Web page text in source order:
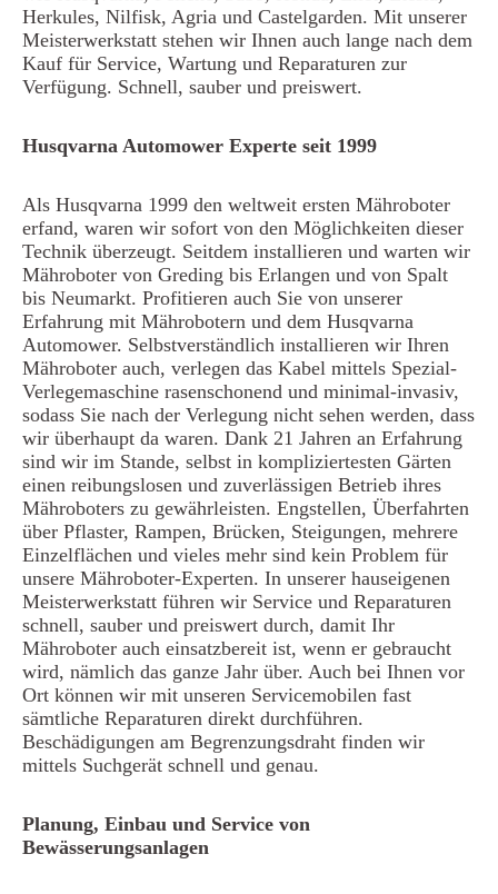
Herkules, Nilfisk, Agria und Castelgarden. Mit unserer
Meisterwerkstatt stehen wir Ihnen auch lange nach dem
Kauf für Service, Wartung und Reparaturen zur
Verfügung. Schnell, sauber und preiswert.
Husqvarna Automower Experte seit 1999
Als Husqvarna 1999 den weltweit ersten Mähroboter
erfand, waren wir sofort von den Möglichkeiten dieser
Technik überzeugt. Seitdem installieren und warten wir
Mähroboter von Greding bis Erlangen und von Spalt
bis Neumarkt. Profitieren auch Sie von unserer
Erfahrung mit Mährobotern und dem Husqvarna
Automower. Selbstverständlich installieren wir Ihren
Mähroboter auch, verlegen das Kabel mittels Spezial-
Verlegemaschine rasenschonend und minimal-invasiv,
sodass Sie nach der Verlegung nicht sehen werden, dass
wir überhaupt da waren. Dank 21 Jahren an Erfahrung
sind wir im Stande, selbst in kompliziertesten Gärten
einen reibungslosen und zuverlässigen Betrieb ihres
Mähroboters zu gewährleisten. Engstellen, Überfahrten
über Pflaster, Rampen, Brücken, Steigungen, mehrere
Einzelflächen und vieles mehr sind kein Problem für
unsere Mähroboter-Experten. In unserer hauseigenen
Meisterwerkstatt führen wir Service und Reparaturen
schnell, sauber und preiswert durch, damit Ihr
Mähroboter auch einsatzbereit ist, wenn er gebraucht
wird, nämlich das ganze Jahr über. Auch bei Ihnen vor
Ort können wir mit unseren Servicemobilen fast
sämtliche Reparaturen direkt durchführen.
Beschädigungen am Begrenzungsdraht finden wir
mittels Suchgerät schnell und genau.
Planung, Einbau und Service von
Bewässerungsanlagen